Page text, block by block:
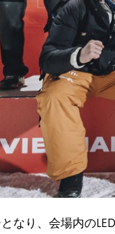
なり、会場内の